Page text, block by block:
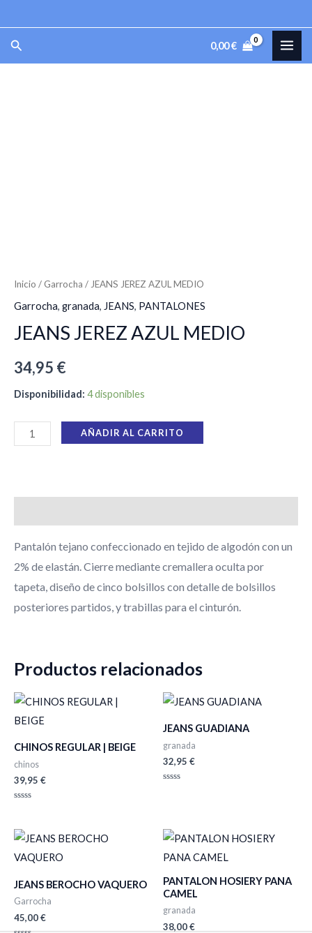
al
contenido
Buscar 0,00€
Inicio / Garrocha / JEANS JEREZ AZUL MEDIO
Garrocha, granada, JEANS, PANTALONES
JEANS JEREZ AZUL MEDIO
34,95 €
Disponibilidad: 4 disponibles
AÑADIR AL CARRITO
Pantalón tejano confeccionado en tejido de algodón con un
2% de elastán. Cierre mediante cremallera oculta por
tapeta, diseño de cinco bolsillos con detalle de bolsillos
posteriores partidos, y trabillas para el cinturón.
Productos relacionados
CHINOS REGULAR | BEIGE
chinos
39,95 €
de
5
JEANS GUADIANA
granada
32,95 €
JEANS BEROCHO VAQUERO
Garrocha
45,00€
PANTALON HOSIERY PANA
CAMEL
granada
38,00€
cantidad